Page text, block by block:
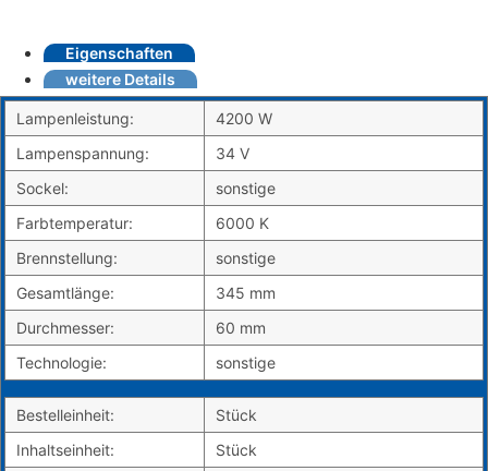
Eigenschaften
weitere Details
Lampenleistung:
4200 W
Lampenspannung:
34 V
Sockel:
sonstige
Farbtemperatur:
6000 K
Brennstellung:
sonstige
Gesamtlänge:
345 mm
Durchmesser:
60 mm
Technologie:
sonstige
Bestelleinheit:
Stück
Inhaltseinheit:
Stück